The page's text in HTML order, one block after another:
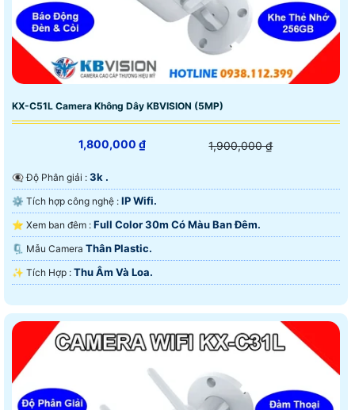
KX-C51L Camera Không Dây KBVISION (5MP)
1,800,000 ₫ 1,900,000 ₫
👁️‍🗨 Độ Phân giải : 3k .
⚙ Tích hợp công nghệ : IP Wifi.
⭐ Xem ban đêm : Full Color 30m Có Màu Ban Ðêm.
🗜️ Mẫu Camera Thân Plastic.
️✨ Tích Hợp : Thu Âm Và Loa.